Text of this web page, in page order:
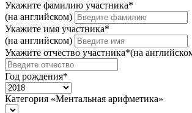
Укажите фамилию участника*
(на английском)
Укажите имя участника*
(на английском)
Укажите отчество участника*(на
Год рождения*
Категория «Ментальная арифметика»